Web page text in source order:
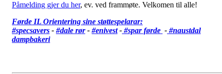
Påmelding gjer du her, ev. ved frammøte. Velkomen til alle!
Førde IL Orientering sine støttespelarar:
#specsavers - #dale rør- #enivest- #spar førde - #naustdal
dampbakeri